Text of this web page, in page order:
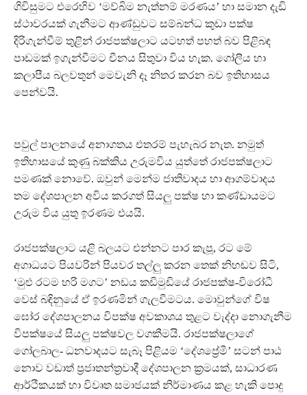
ගිවිසුමට එරෙහිව ‘මව්බිම නැත්නම් මරණය’ හා සමාන දැඩි
ස්ථාවරයක් ගැනීමට ආණ්ඩුවට සම්බන්ධ කුඩා පක්ෂ
දිරිගැන්වීම් තුළින් රාජපක්ෂලාට යටහත් පහත් බව පිළිබඳ
පාඩමක් ඉගැන්වීමට චීනය සිතුවා විය හැක. ගෝලීය හා
කලාපීය බලවතුන් මෙවැනි දෑ නිතර කරන බව ඉතිහාසය
පෙන්වයි.
පවුල් පාලනයේ අනාගතය එතරම් පැහැබර නැත. නමුත්
ඉතිහාසයේ කුණු බක්කිය උරුමවිය යුත්තේ රාජපක්ෂලාට
පමණක් නොවේ. ඔවුන් මෙන්ම ජාතිවාදය හා ආගම්වාදය
තම දේශපාලන අවිය කරගත් සියලු පක්ෂ හා කණ්ඩායමට
උරුම විය යුතු ඉරණම එයයි.
රාජපක්ෂලාට යළි බලයට එන්නට පාර කැපූ, රට මේ
අගාධයට පියවරින් පියවර තල්ලු කරන තෙක් නිහඬව සිටි,
‘මුළු රටම හරි මගට’ නඩය කඩිමුඩියේ රාජපක්ෂ-විරෝධී
වෙස් බඳිනුයේ ඒ ඉරණමින් ගැලවීමටය. මොවුන්ගේ විෂ
ඝෝර දේශපාලනය විපක්ෂ අවකාශය තුළට වැද්දා නොගැනීම
විපක්ෂයේ සියලු පක්ෂවල වගකීමයි. රාජපක්ෂලාගේ
ගෝලබාල- ධනවාදයට සැබෑ පිළියම ‘දේශප්‍රේමී’ සටන් පාඨ
නොව වඩාත් ප්‍රජාතන්ත්‍රවාදී දේශපාලන ක්‍රමයක්, සාධාරණ
ආර්ථිකයක් හා විවෘත සමාජයක් නිර්මාණය කළ හැකි පොදු